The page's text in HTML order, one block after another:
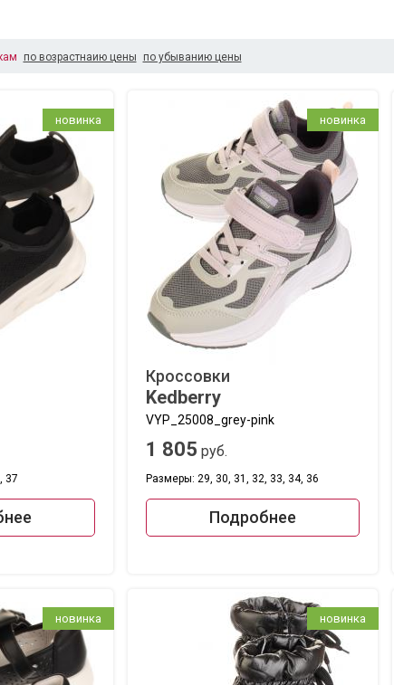
по возрастнаию цены по убыванию цены
новинка
37
новинка
Кроссовки
Kedberry
VYP_25008_grey-pink
1 805 руб.
Размеры: 29, 30, 31, 32, 33, 34, 36
Подробнее
новинка новинка